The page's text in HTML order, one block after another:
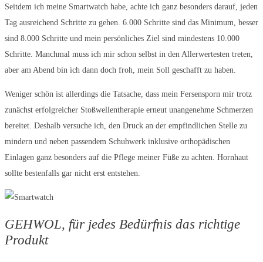
Seitdem ich meine Smartwatch habe, achte ich ganz besonders darauf, jeden
Tag ausreichend Schritte zu gehen. 6.000 Schritte sind das Minimum, besser
sind 8.000 Schritte und mein persönliches Ziel sind mindestens 10.000
Schritte. Manchmal muss ich mir schon selbst in den Allerwertesten treten,
aber am Abend bin ich dann doch froh, mein Soll geschafft zu haben.
Weniger schön ist allerdings die Tatsache, dass mein Fersensporn mir trotz
zunächst erfolgreicher Stoßwellentherapie erneut unangenehme Schmerzen
bereitet. Deshalb versuche ich, den Druck an der empfindlichen Stelle zu
mindern und neben passendem Schuhwerk inklusive orthopädischen
Einlagen ganz besonders auf die Pflege meiner Füße zu achten. Hornhaut
sollte bestenfalls gar nicht erst entstehen.
GEHWOL, für jedes Bedürfnis das richtige
Produkt